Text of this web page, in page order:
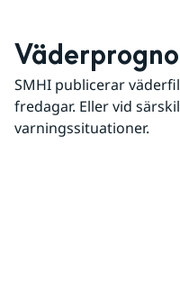
SMHI publicerar
fredagar. Eller vid
varningssituationer.